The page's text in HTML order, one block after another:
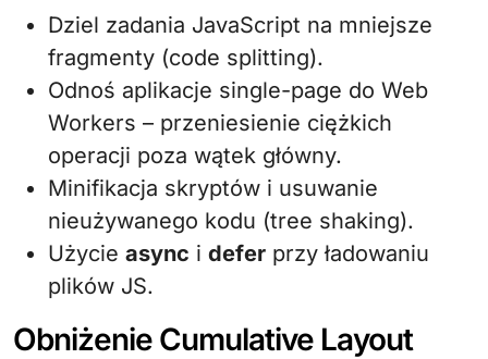
Dziel zadania JavaScript na mniejsze
fragmenty (code splitting).
Odnoś aplikacje single-page do Web
Workers – przeniesienie ciężkich
operacji poza wątek główny.
Minifikacja skryptów i usuwanie
nieużywanego kodu (tree shaking).
Użycie async i defer przy ładowaniu
plików JS.
Obniżenie Cumulative Layout